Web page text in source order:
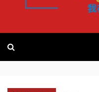
我的